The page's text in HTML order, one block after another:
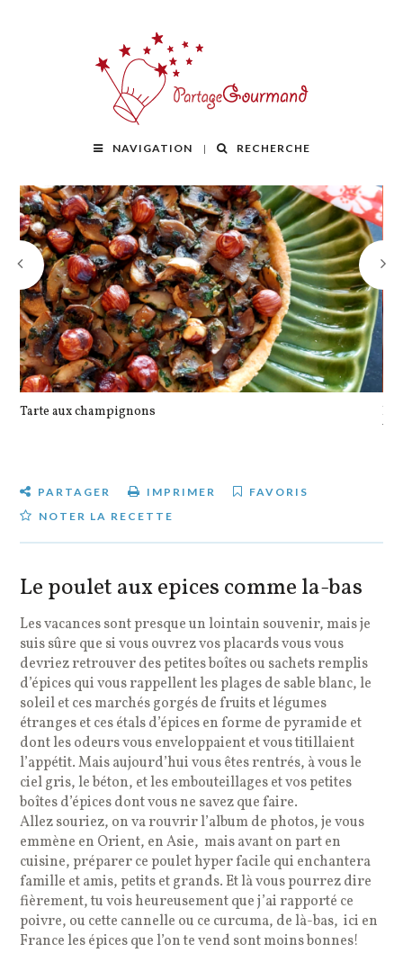
NAVIGATION RECHERCHE
Tarte aux champignons
PARTAGER IMPRIMER
FAVORIS
NOTER LA RECETTE
Le poulet aux epices comme la-bas
Les vacances sont presque un lointain souvenir, mais je
suis sûre que si vous ouvrez vos placards vous vous
devriez retrouver des petites boîtes ou sachets remplis
d’épices qui vous rappellent les plages de sable blanc, le
soleil et ces marchés gorgés de fruits et légumes
étranges et ces étals d’épices en forme de pyramide et
dont les odeurs vous enveloppaient et vous titillaient
l’appétit. Mais aujourd’hui vous êtes rentrés, à vous le
ciel gris, le béton, et les embouteillages et vos petites
boîtes d’épices dont vous ne savez que faire.
Allez souriez, on va rouvrir l’album de photos, je vous
emmène en Orient, en Asie, mais avant on part en
cuisine, préparer ce poulet hyper facile qui enchantera
famille et amis, petits et grands. Et là vous pourrez dire
fièrement, tu vois heureusement que j’ai rapporté ce
poivre, ou cette cannelle ou ce curcuma, de là-bas, ici en
France les épices que l’on te vend sont moins bonnes!